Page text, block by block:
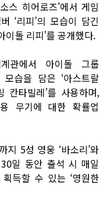
스 히어로즈'에서 게임
‘리피’의 모습이 담긴
이돌 리피’를 공개했다.
관에서 아이돌 그룹
모습을 담은 ‘아스트랄
칸타빌레’를 사용하며,
무기에 대한 확률업
5성 영웅 ‘바소리’와
일 동안 출석 시 매일
득할 수 있는 ‘영원한